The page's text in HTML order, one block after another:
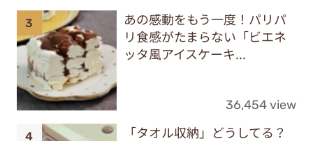
あの感動をもう一度！パリパ
リ食感がたまらない「ビエネ
ッタ風アイスケーキ...
36,454 view
「タオル収納」どうしてる？